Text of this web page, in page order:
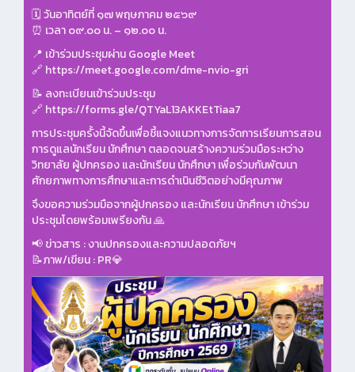
🗓 วันอาทิตย์ที่ ๑๗ พฤษภาคม ๒๕๖๙
⏰ เวลา ๐๙.๐๐ น. – ๑๒.๐๐ น.
📍 เข้าร่วมประชุมผ่าน Google Meet
🔗 https://meet.google.com/dme-nvio-gri
📝 ลงทะเบียนเข้าร่วมประชุม
🔗 https://forms.gle/QTYaL13AKKEtTiaa7
การประชุมครั้งนี้จัดขึ้นเพื่อชี้แจงแนวทางการจัดการเรียนการสอน
การดูแลนักเรียน นักศึกษา ตลอดจนสร้างความร่วมมือระหว่าง
วิทยาลัย ผู้ปกครอง และนักเรียน นักศึกษา เพื่อร่วมกันพัฒนา
ศักยภาพทางการศึกษาและการดำเนินชีวิตอย่างมีคุณภาพ
จึงขอความร่วมมือจากผู้ปกครอง และนักเรียน นักศึกษา เข้าร่วม
ประชุมโดยพร้อมเพรียงกัน 🙏
📢 ข่าวสาร : งานปกครองและความปลอดภัยฯ
📝ภาพ/เขียน : PR💎